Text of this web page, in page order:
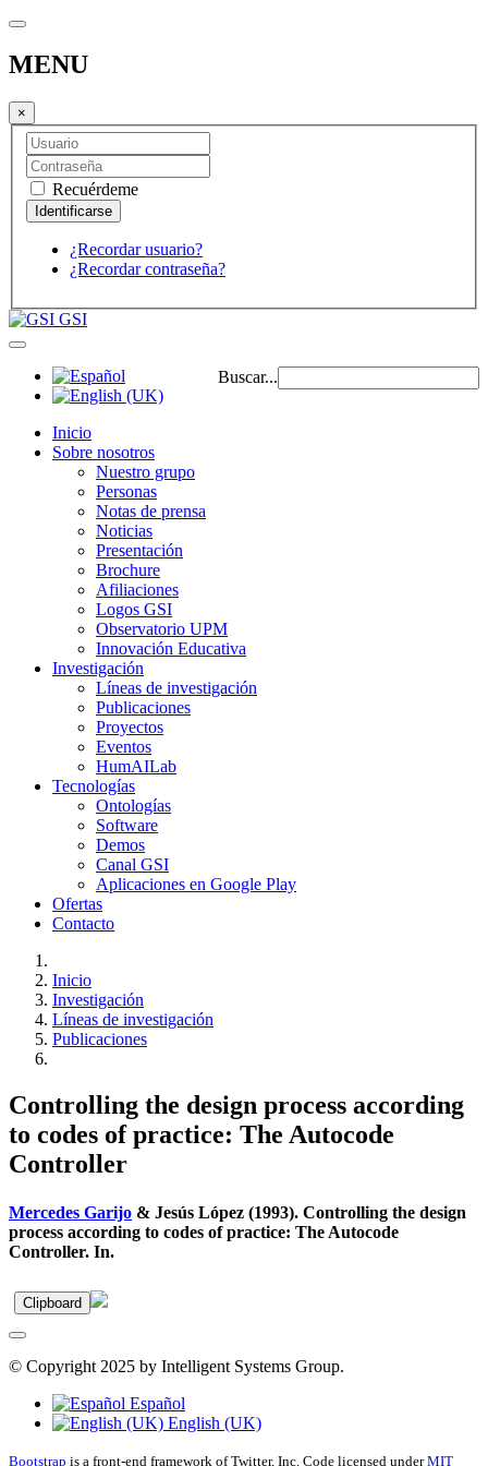
MENU
×
Recuérdeme
¿Recordar usuario?
¿Recordar contraseña?
GSI
Buscar...
Inicio
Sobre nosotros
Nuestro grupo
Personas
Notas de prensa
Noticias
Presentación
Brochure
Afiliaciones
Logos GSI
Observatorio UPM
Innovación Educativa
Investigación
Líneas de investigación
Publicaciones
Proyectos
Eventos
HumAILab
Tecnologías
Ontologías
Software
Demos
Canal GSI
Aplicaciones en Google Play
Ofertas
Contacto
Inicio
Investigación
Líneas de investigación
Publicaciones
Controlling the design process according
to codes of practice: The Autocode
Controller
Mercedes Garijo & Jesús López (1993). Controlling the design
process according to codes of practice: The Autocode
Controller. In.
Clipboard
© Copyright 2025 by Intelligent Systems Group.
Español
English (UK)
Bootstrap is a front-end framework of Twitter, Inc. Code licensed underMIT